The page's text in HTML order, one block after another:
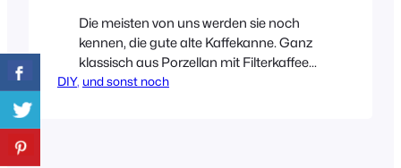
Die meisten von uns werden sie noch
kennen, die gute alte Kaffekanne. Ganz
klassisch aus Porzellan mit Filterkaffee
gefüllt. Bevor der Trend zum
DIY, und sonst noch